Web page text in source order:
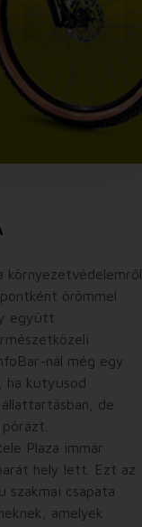
környezetvédelemről
örömmel
együtt
nál még egy
ha kutyusod
de
Plaza immár
hely lett. Ezt az
szakmai csapata
amelyek